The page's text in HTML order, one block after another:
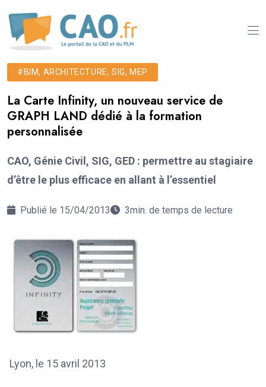
#BIM, ARCHITECTURE, SIG, MEP
La Carte Infinity, un nouveau service de
GRAPH LAND dédié à la formation
personnalisée
CAO, Génie Civil, SIG, GED : permettre au stagiaire
d’être le plus efficace en allant à l’essentiel
Publié le 15/04/2013 3min. de temps de lecture
Lyon, le 15 avril 2013